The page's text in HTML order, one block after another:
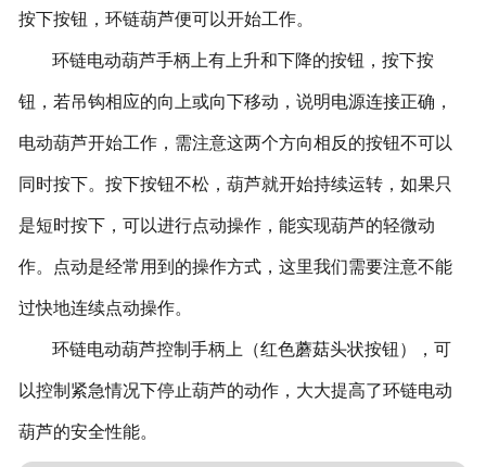
按下按钮，环链葫芦便可以开始工作。
环链电动葫芦手柄上有上升和下降的按钮，按下按
钮，若吊钩相应的向上或向下移动，说明电源连接正确，
电动葫芦开始工作，需注意这两个方向相反的按钮不可以
同时按下。按下按钮不松，葫芦就开始持续运转，如果只
是短时按下，可以进行点动操作，能实现葫芦的轻微动
作。点动是经常用到的操作方式，这里我们需要注意不能
过快地连续点动操作。
环链电动葫芦控制手柄上（红色蘑菇头状按钮），可
以控制紧急情况下停止葫芦的动作，大大提高了环链电动
葫芦的安全性能。